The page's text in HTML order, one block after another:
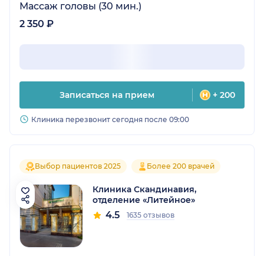
Массаж головы (30 мин.)
2 350 ₽
Записаться на прием + 200
Клиника перезвонит сегодня после 09:00
Выбор пациентов 2025 Более 200 врачей
Клиника Скандинавия,
отделение «Литейное»
4.5 1635 отзывов